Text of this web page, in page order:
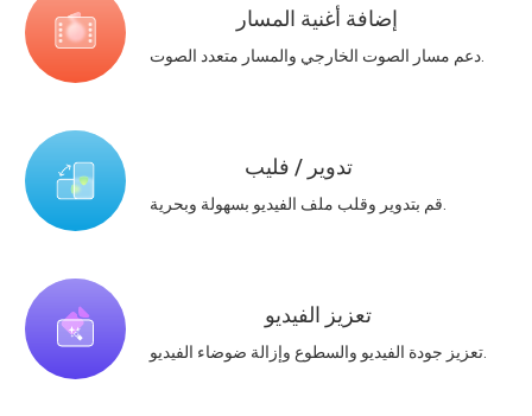
إضافة أغنية المسار
تدوير / فليب
تعزيز الفيديو